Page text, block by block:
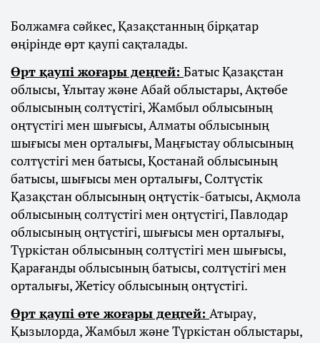
Болжамға сәйкес, Қазақстанның бірқатар
өңірінде өрт қаупі сақталады.
Өрт қаупі жоғары деңгей: Батыс Қазақстан
облысы, Ұлытау және Абай облыстары, Ақтөбе
облысының солтүстігі, Жамбыл облысының
оңтүстігі мен шығысы, Алматы облысының
шығысы мен орталығы, Маңғыстау облысының
солтүстігі мен батысы, Қостанай облысының
батысы, шығысы мен орталығы, Солтүстік
Қазақстан облысының оңтүстік-батысы, Ақмола
облысының солтүстігі мен оңтүстігі, Павлодар
облысының оңтүстігі, шығысы мен орталығы,
Түркістан облысының солтүстігі мен шығысы,
Қарағанды облысының батысы, солтүстігі мен
орталығы, Жетісу облысының оңтүстігі.
Өрт қаупі өте жоғары деңгей: Атырау,
Қызылорда, Жамбыл және Түркістан облыстары,